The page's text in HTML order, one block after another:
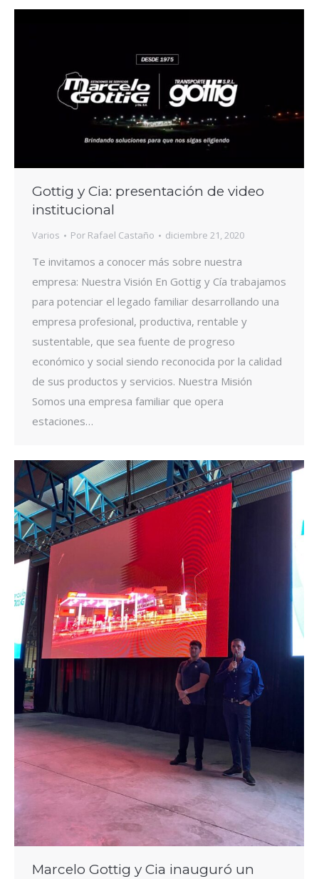
Gottig y Cia: presentación de video
institucional
Varios Por Rafael Castaño diciembre 21, 2020
Te invitamos a conocer más sobre nuestra
empresa: Nuestra Visión En Gottig y Cía trabajamos
para potenciar el legado familiar desarrollando una
empresa profesional, productiva, rentable y
sustentable, que sea fuente de progreso
económico y social siendo reconocida por la calidad
de sus productos y servicios. Nuestra Misión
Somos una empresa familiar que opera
estaciones…
Marcelo Gottig y Cia inauguró un